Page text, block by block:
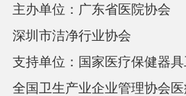
主办单位： 广东省医院协会
深圳市洁净行业协会
支持单位： 国家医疗保健器
全国卫生产业企业管理协会